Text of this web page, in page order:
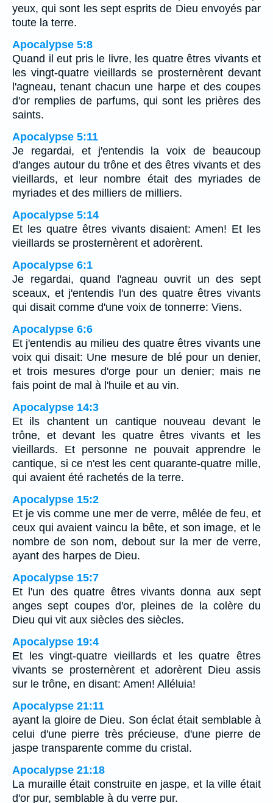
yeux, qui sont les sept esprits de Dieu envoyés par
toute la terre.
Apocalypse 5:8
Quand il eut pris le livre, les quatre êtres vivants et
les vingt-quatre vieillards se prosternèrent devant
l'agneau, tenant chacun une harpe et des coupes
d'or remplies de parfums, qui sont les prières des
saints.
Apocalypse 5:11
Je regardai, et j'entendis la voix de beaucoup
d'anges autour du trône et des êtres vivants et des
vieillards, et leur nombre était des myriades de
myriades et des milliers de milliers.
Apocalypse 5:14
Et les quatre êtres vivants disaient: Amen! Et les
vieillards se prosternèrent et adorèrent.
Apocalypse 6:1
Je regardai, quand l'agneau ouvrit un des sept
sceaux, et j'entendis l'un des quatre êtres vivants
qui disait comme d'une voix de tonnerre: Viens.
Apocalypse 6:6
Et j'entendis au milieu des quatre êtres vivants une
voix qui disait: Une mesure de blé pour un denier,
et trois mesures d'orge pour un denier; mais ne
fais point de mal à l'huile et au vin.
Apocalypse 14:3
Et ils chantent un cantique nouveau devant le
trône, et devant les quatre êtres vivants et les
vieillards. Et personne ne pouvait apprendre le
cantique, si ce n'est les cent quarante-quatre mille,
qui avaient été rachetés de la terre.
Apocalypse 15:2
Et je vis comme une mer de verre, mêlée de feu, et
ceux qui avaient vaincu la bête, et son image, et le
nombre de son nom, debout sur la mer de verre,
ayant des harpes de Dieu.
Apocalypse 15:7
Et l'un des quatre êtres vivants donna aux sept
anges sept coupes d'or, pleines de la colère du
Dieu qui vit aux siècles des siècles.
Apocalypse 19:4
Et les vingt-quatre vieillards et les quatre êtres
vivants se prosternèrent et adorèrent Dieu assis
sur le trône, en disant: Amen! Alléluia!
Apocalypse 21:11
ayant la gloire de Dieu. Son éclat était semblable à
celui d'une pierre très précieuse, d'une pierre de
jaspe transparente comme du cristal.
Apocalypse 21:18
La muraille était construite en jaspe, et la ville était
d'or pur, semblable à du verre pur.